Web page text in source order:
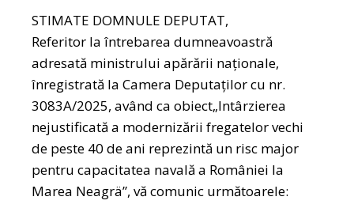
STIMATE DOMNULE DEPUTAT,
Referitor la întrebarea dumneavoastră
adresată ministrului apărării naționale,
înregistrată la Camera Deputaților cu nr.
3083A/2025, având ca obiect„Intârzierea
nejustificată a modernizării fregatelor vechi
de peste 40 de ani reprezintă un risc major
pentru capacitatea navală a României la
Marea Neagrä”, vă comunic următoarele: